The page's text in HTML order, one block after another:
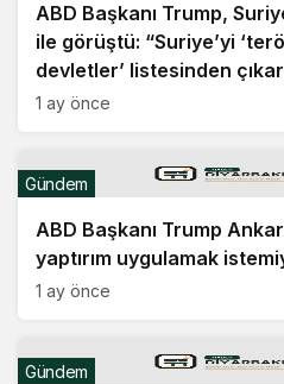
ABD Başkanı Trump,
ile görüştü: “Suriye’yi
devletler’ listesinden
1 ay önce
ABD Başkanı Trump
yaptırım uygulamak
Gündem
1 ay önce
Gündem